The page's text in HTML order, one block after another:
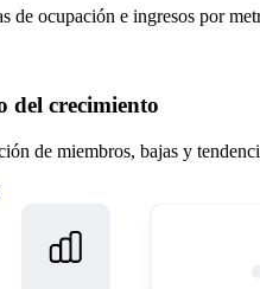
de ocupación e ingresos por
del crecimiento
de miembros, bajas y